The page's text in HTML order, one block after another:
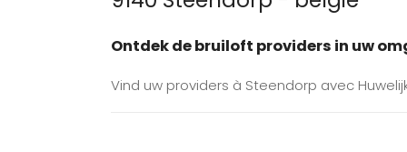
Ontdek de bruiloft providers in uw
Vind uw providers à Steendorp avec